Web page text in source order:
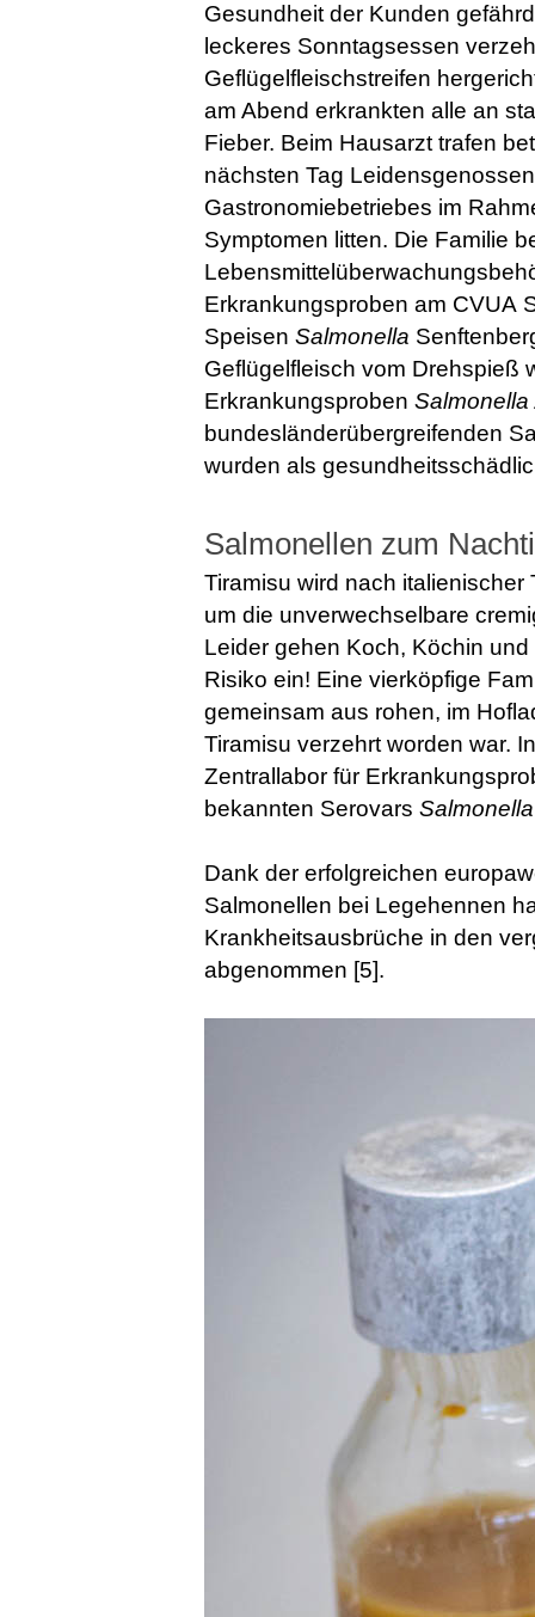
Gesundheit der Kunden
leckeres Sonntagsessen
Geflügelfleischstreifen
am Abend erkrankten alle an
Fieber. Beim Hausarzt trafen
nächsten Tag
Gastronomiebetriebes im
Symptomen litten. Die Familie
Erkrankungsproben am CVUA
Speisen Salmonella
Geflügelfleisch vom Drehspieß
Erkrankungsproben Salmonella
bundesländerübergreifenden
wurden als
Salmonellen zum
Tiramisu wird nach
um die unverwechselbare
Leider gehen Koch, Köchin
Risiko ein! Eine vierköpfige
gemeinsam aus rohen, im
Tiramisu verzehrt worden war.
Zentrallabor für
bekannten Serovars Salmonella
Dank der erfolgreichen
Salmonellen bei Legehennen
Krankheitsausbrüche in den
abgenommen [5].